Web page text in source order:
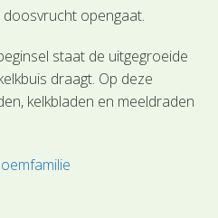
opengaat.
staat de uitgegroeide
draagt. Op deze
kelkbladen en meeldraden